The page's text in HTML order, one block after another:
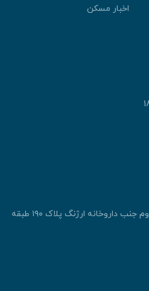
اخبار مسکن
آدرس: تهران، تهرانپارس، فلکه دوم جنب داروخانه ارژنگ پلاک ۱۹۰ طبقه